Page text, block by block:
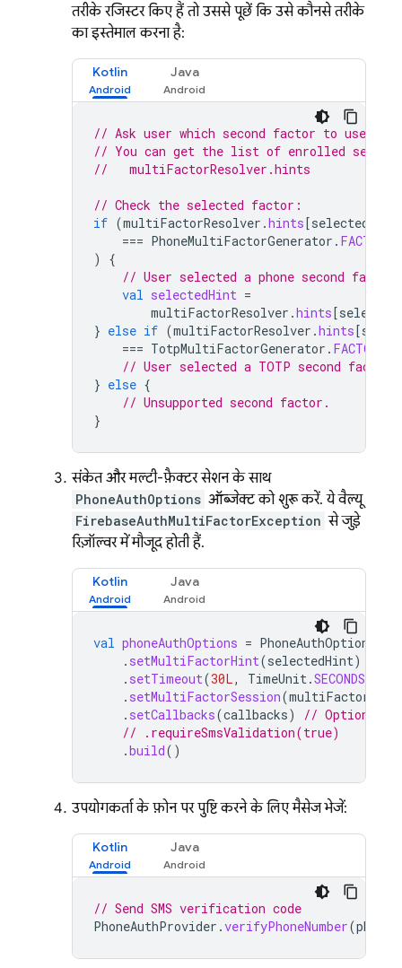
तरीके रजिस्टर किए हैं, तो उससे पूछें कि उसे कौनसे तरीके
का इस्तेमाल करना है:
Kotlin Java
// Ask user which second factor to use.
// You can get the list of enrolled second
//   multiFactorResolver.hints
// Check the selected factor:
if (multiFactorResolver .hints[
=== PhoneMultiFactorGenerator .
)
{
// User selected a phone second factor.
val selectedHint =
multiFactorResolver .hints[
} else if (multiFactorResolver .hints[
=== TotpMultiFactorGenerator . FACTOR_ID
// User selected a TOTP second factor.
} else {
// Unsupported second factor.
}
संकेत और मल्टी-फ़ैक्टर सेशन के साथ
PhoneAuthOptions ऑब्जेक्ट को शुरू करें. ये वैल्यू,
FirebaseAuthMultiFactorException से जुड़े
रिज़ॉल्वर में मौजूद होती हैं.
Kotlin Java
val phoneAuthOptions = PhoneAuthOptions
. setMultiFactorHint(selectedHint)
. setTimeout(30L, TimeUnit.SECONDS
. setMultiFactorSession(
. setCallbacks(callbacks)
//
// .requireSmsValidation(true)
.build()
उपयोगकर्ता के फ़ोन पर पुष्टि करने के लिए मैसेज भेजें:
Kotlin Java
// Send SMS verification code
PhoneAuthProvider .verifyPhoneNumber(